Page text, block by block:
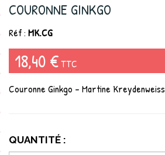
COURONNE GINKGO
Réf : MK.CG
18,40 €TTC
Couronne Ginkgo - Martine Kreydenweiss
QUANTITÉ :